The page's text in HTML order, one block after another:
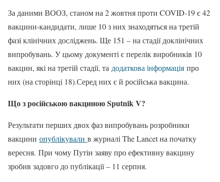
За даними ВООЗ, станом на 2 жовтня проти COVID-19 є 42
вакцини-кандидати, лише 10 з них знаходяться на третій
фазі клінічних досліджень. Ще 151 – на стадії доклінічних
випробувань. У цьому документі є перелік виробників 10
вакцин, які на третій стадії, та додаткова інформація про
них (на сторінці 18).Серед них є й російська вакцина.
Що з російською вакциною Sputnik V?
Результати перших двох фаз випробувань розробники
вакцини опублікували в журналі The Lancet на початку
вересня. При чому Путін заяву про ефективну вакцину
зробив задовго до публікації – 11 серпня.